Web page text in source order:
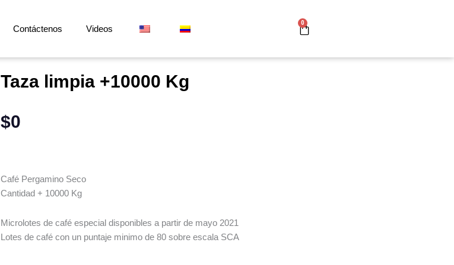
Contáctenos Videos
0
Cart
Taza limpia +10000 Kg
$0
Café Pergamino Seco
Cantidad + 10000 Kg
Microlotes de café especial disponibles a partir de mayo 2021
Lotes de café con un puntaje minimo de 80 sobre escala SCA